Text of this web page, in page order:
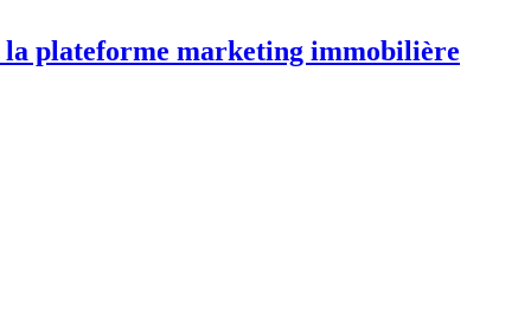
la plateforme marketing immobilière